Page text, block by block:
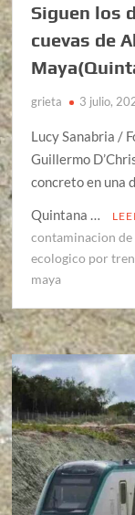
Siguen los
cuevas de
grieta 3 julio,
Lucy Sanabria /
Guillermo
concreto en una
Quintana …
contaminacion
ecologico por
maya